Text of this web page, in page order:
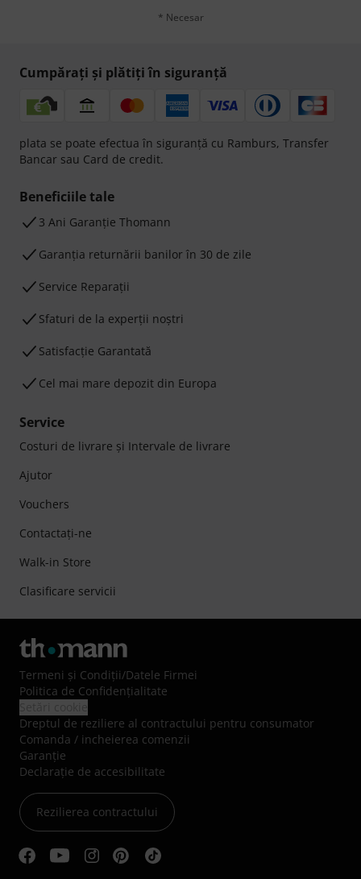
* Necesar
Cumpărați și plătiți în siguranță
plata se poate efectua în siguranță cu Ramburs, Transfer
Bancar sau Card de credit.
Beneficiile tale
3 Ani Garanție Thomann
Garanţia returnării banilor în 30 de zile
Service Reparații
Sfaturi de la experții noștri
Satisfacție Garantată
Cel mai mare depozit din Europa
Service
Costuri de livrare şi Intervale de livrare
Ajutor
Vouchers
Contactaţi-ne
Walk-in Store
Clasificare servicii
Termeni şi Condiţii/Datele Firmei
Politica de Confidenţialitate
Dreptul de reziliere al contractului pentru consumator
Comanda / incheierea comenzii
Garanție
Declarație de accesibilitate
Rezilierea contractului